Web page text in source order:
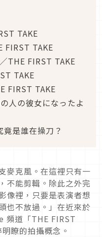
TAKE
FIRST TAKE
THE FIRST TAKE
TAKE
FIRST TAKE
人の彼女になったよ
是誰在操刀？
麥克風。在這裡只有一
不能剪輯。除此之外完
像裡，只要是表演者想
也不放過。」在近來於
頻道「THE FIRST
瞭的拍攝概念。